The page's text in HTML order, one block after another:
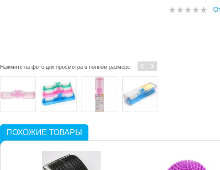
Нажмите на фото для просмотра в полном размере ‹ ›
ПОХОЖИЕ ТОВАРЫ